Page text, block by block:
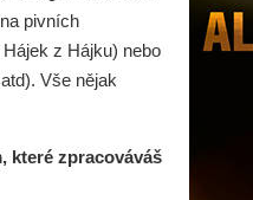
pivních
z Hájku) nebo
Vše nějak
které zpracováváš